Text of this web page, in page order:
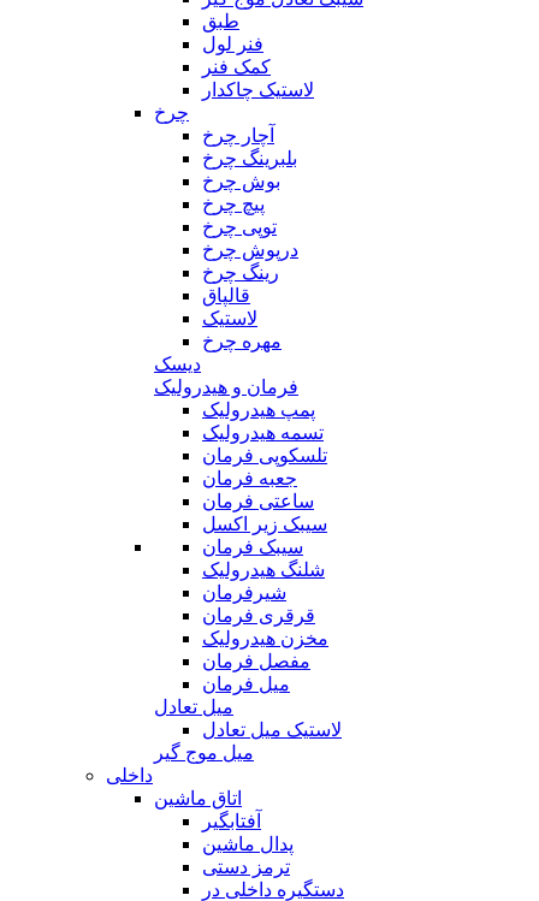
طبق
فنر لول
کمک فنر
لاستیک چاکدار
چرخ
آچار چرخ
بلبرینگ چرخ
بوش چرخ
پیچ چرخ
توپی چرخ
درپوش چرخ
رینگ چرخ
قالپاق
لاستیک
مهره چرخ
دیسک
فرمان و هیدرولیک
پمپ هیدرولیک
تسمه هیدرولیک
تلسکوپی فرمان
جعبه فرمان
ساعتی فرمان
سیبک زیر اکسل
سیبک فرمان
شلنگ هیدرولیک
شیرفرمان
قرقری فرمان
مخزن هیدرولیک
مفصل فرمان
میل فرمان
میل تعادل
لاستیک میل تعادل
میل موج گیر
داخلی
اتاق ماشین
آفتابگیر
پدال ماشین
ترمز دستی
دستگیره داخلی در